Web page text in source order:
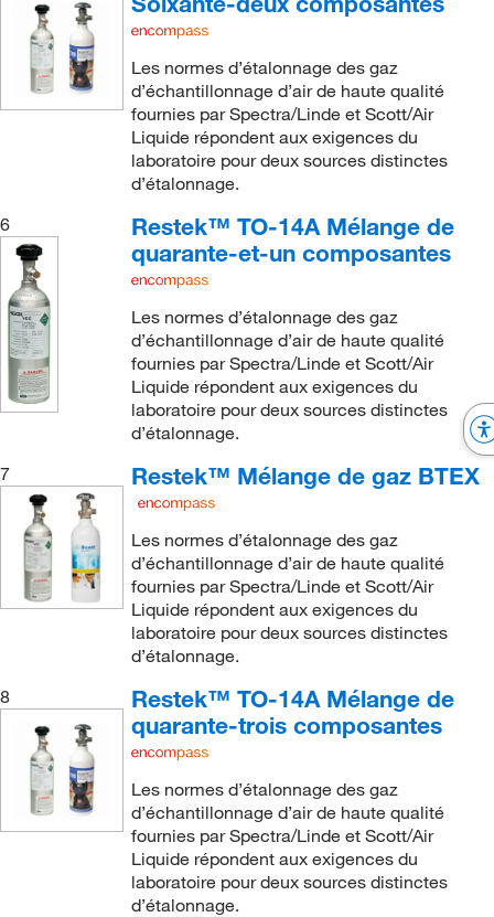
Les normes d’étalonnage des gaz
d’échantillonnage d’air de haute qualité
fournies par Spectra/Linde et Scott/Air
Liquide répondent aux exigences du
laboratoire pour deux sources distinctes
d’étalonnage.
6
Restek™ TO-14A Mélange de
quarante-et-un composantes
Les normes d’étalonnage des gaz
d’échantillonnage d’air de haute qualité
fournies par Spectra/Linde et Scott/Air
Liquide répondent aux exigences du
laboratoire pour deux sources distinctes
d’étalonnage.
7
Restek™ Mélange de gaz BTEX
Les normes d’étalonnage des gaz
d’échantillonnage d’air de haute qualité
fournies par Spectra/Linde et Scott/Air
Liquide répondent aux exigences du
laboratoire pour deux sources distinctes
d’étalonnage.
8
Restek™ TO-14A Mélange de
quarante-trois composantes
Les normes d’étalonnage des gaz
d’échantillonnage d’air de haute qualité
fournies par Spectra/Linde et Scott/Air
Liquide répondent aux exigences du
laboratoire pour deux sources distinctes
d’étalonnage.